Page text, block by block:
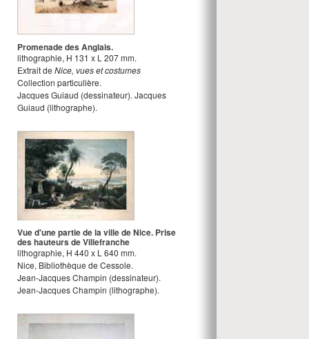
Promenade des Anglais.
lithographie, H 131 x L 207mm.
Extrait de Nice, vues et costumes
Collection particulière.
Jacques Guiaud (dessinateur). Jacques
Guiaud (lithographe).
Vue d'une partie de la ville de Nice. Prise
des hauteurs de Villefranche
lithographie, H 440 x L 640 mm.
Nice, Bibliothèque de Cessole.
Jean-Jacques Champin (dessinateur).
Jean-Jacques Champin (lithographe).